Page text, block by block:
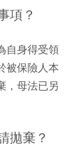
項？
自身得受領
被保險人本
，母法已另
拋棄？